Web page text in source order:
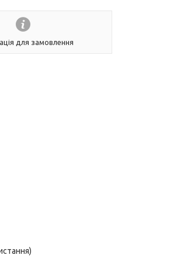
для замовлення